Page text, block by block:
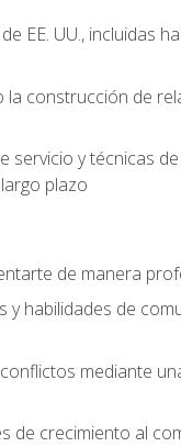
EE. UU., incluidas
construcción de
servicio y técnicas
plazo
de manera
habilidades de
mediante
crecimiento al